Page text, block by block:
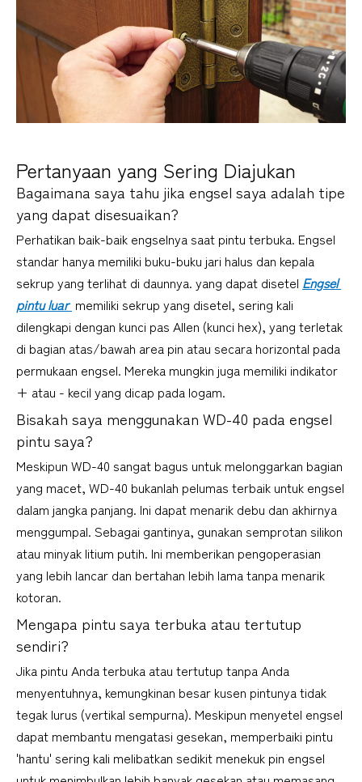
Pertanyaan yang Sering Diajukan
Bagaimana saya tahu jika engsel saya adalah tipe
yang dapat disesuaikan?
Perhatikan baik-baik engselnya saat pintu terbuka. Engsel
standar hanya memiliki buku-buku jari halus dan kepala
sekrup yang terlihat di daunnya. yang dapat disetel Engsel
pintu luar memiliki sekrup yang disetel, sering kali
dilengkapi dengan kunci pas Allen (kunci hex), yang terletak
di bagian atas/bawah area pin atau secara horizontal pada
permukaan engsel. Mereka mungkin juga memiliki indikator
+ atau - kecil yang dicap pada logam.
Bisakah saya menggunakan WD-40 pada engsel
pintu saya?
Meskipun WD-40 sangat bagus untuk melonggarkan bagian
yang macet, WD-40 bukanlah pelumas terbaik untuk engsel
dalam jangka panjang. Ini dapat menarik debu dan akhirnya
menggumpal. Sebagai gantinya, gunakan semprotan silikon
atau minyak litium putih. Ini memberikan pengoperasian
yang lebih lancar dan bertahan lebih lama tanpa menarik
kotoran.
Mengapa pintu saya terbuka atau tertutup
sendiri?
Jika pintu Anda terbuka atau tertutup tanpa Anda
menyentuhnya, kemungkinan besar kusen pintunya tidak
tegak lurus (vertikal sempurna). Meskipun menyetel engsel
dapat membantu mengatasi gesekan, memperbaiki pintu
'hantu' sering kali melibatkan sedikit menekuk pin engsel